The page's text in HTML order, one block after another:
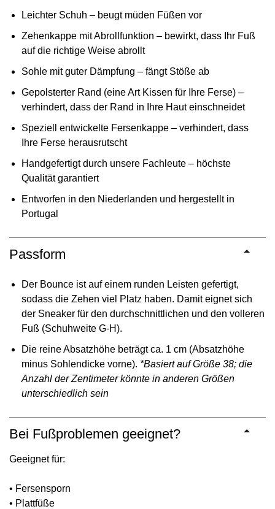
Leichter Schuh – beugt müden Füßen vor
Zehenkappe mit Abrollfunktion – bewirkt, dass Ihr Fuß
auf die richtige Weise abrollt
Sohle mit guter Dämpfung – fängt Stöße ab
Gepolsterter Rand (eine Art Kissen für Ihre Ferse) –
verhindert, dass der Rand in Ihre Haut einschneidet
Speziell entwickelte Fersenkappe – verhindert, dass
Ihre Ferse herausrutscht
Handgefertigt durch unsere Fachleute – höchste
Qualität garantiert
Entworfen in den Niederlanden und hergestellt in
Portugal
Passform
Der Bounce ist auf einem runden Leisten gefertigt,
sodass die Zehen viel Platz haben. Damit eignet sich
der Sneaker für den durchschnittlichen und den volleren
Fuß (Schuhweite G-H).
Die reine Absatzhöhe beträgt ca. 1 cm (Absatzhöhe
minus Sohlendicke vorne). *Basiert auf Größe 38; die
Anzahl der Zentimeter könnte in anderen Größen
unterschiedlich sein
Bei Fußproblemen geeignet?
Geeignet für:
• Fersensporn
• Plattfüße